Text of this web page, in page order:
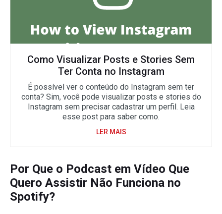
Como Visualizar Posts e Stories Sem
Ter Conta no Instagram
É possível ver o conteúdo do Instagram sem ter
conta? Sim, você pode visualizar posts e stories do
Instagram sem precisar cadastrar um perfil. Leia
esse post para saber como.
LER MAIS
Por Que o Podcast em Vídeo Que
Quero Assistir Não Funciona no
Spotify?